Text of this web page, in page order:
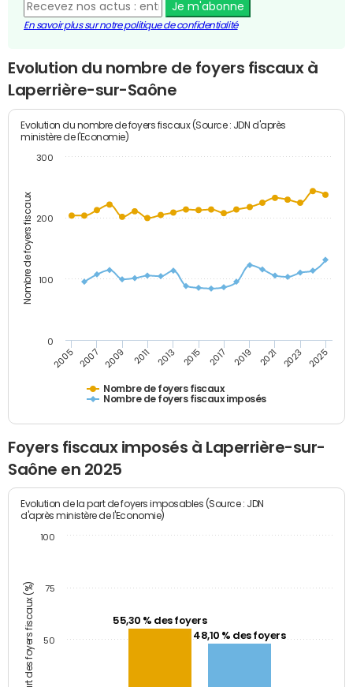
Je m'abonne
En savoir plus sur notre politique de confidentialité
Evolution du nombre de foyers fiscaux à
Laperrière-sur-Saône
Nombre de foyers fiscaux
Evolution du nombre de foyers fiscaux (Source : JDN d'après
ministère de l'Economie)
Nombre de foyers fiscaux
Nombre de foyers fiscaux imposés
2005 2007 2009 2011 2013 2015 2017 2019 2021 2023 2025
0
100
200
300
Foyers fiscaux imposés à Laperrière-sur-
Saône en 2025
Part des foyers fiscaux (%)
Evolution de la part de foyers imposables (Source : JDN
d'après ministère de l'Economie)
55,30 % des foyers
48,10 % des foyers
50
75
100